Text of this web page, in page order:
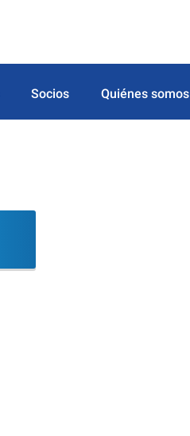
Socios Quiénes somos